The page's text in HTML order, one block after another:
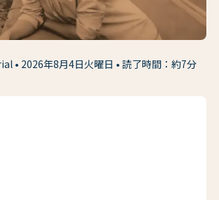
2026年8月4日火曜日 読了時間：約7分